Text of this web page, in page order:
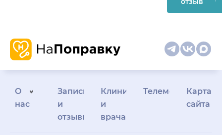
О
нас
Запись
и
отзывы
Клиникам
и
врачам
Телемедицина
Карта
сайта